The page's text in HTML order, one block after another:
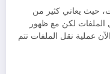
حيث يعاني كثير من
لكن مع ظهور
عملية نقل الملفات تتم